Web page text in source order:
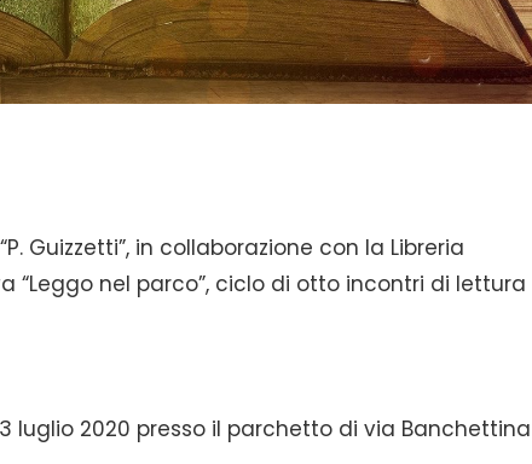
Guizzetti”, in collaborazione con la Libreria
“Leggo nel parco”, ciclo di otto incontri di lettura
luglio 2020 presso il parchetto di via